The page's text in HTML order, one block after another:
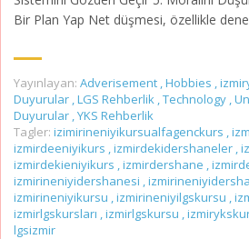
Bir Plan Yap Net düşmesi, özellikle
Yayınlayan: Adverisement ,Hobbies ,
Duyurular ,LGS Rehberlik ,Technology ,
Duyurular ,YKS Rehberlik
Tagler: izimirineniyikursualfagenckurs ,
izmirdeeniyikurs ,izmirdekidershaneler ,
izmirdekieniyikurs ,izmirdershane ,
izmirineniyidershanesi ,
izmirineniyikursu ,izmirineniyilgskursu ,
izmirlgskursları ,izmirlgskursu ,
lgsizmir